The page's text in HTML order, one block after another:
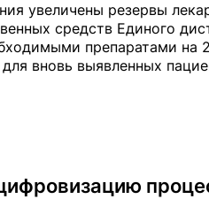
увеличены резервы
средств Единого
препаратами на
вновь выявленных